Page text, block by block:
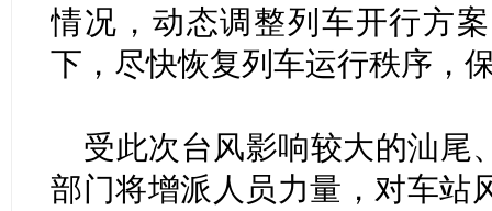
情况，动态调整列车开行方
下，尽快恢复列车运行秩序，
受此次台风影响较大的汕尾
部门将增派人员力量，对车站